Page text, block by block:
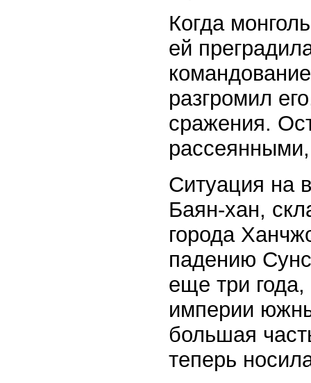
Когда
ей
разгромил
сражения.
Ситуация на
Баян-хан,
города
падению
еще три
империи
большая
теперь